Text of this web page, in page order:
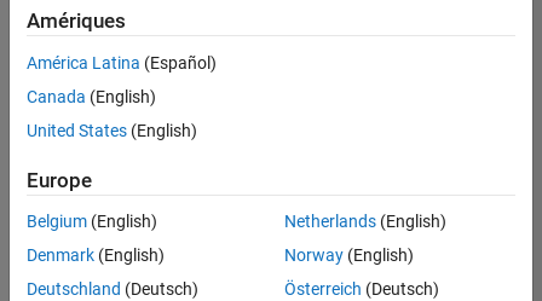
Actuellement,
aucune
offre
d'emploi
correspondant
à vos
critères
de
recherche.
Amériques
América Latina (Español)
Canada (English)
United States (English)
Europe
Belgium (English)
Denmark (English)
Deutschland (Deutsch)
Netherlands(English)
Norway(English)
Österreich (Deutsch)